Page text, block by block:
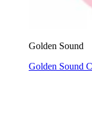
Golden Sound
Golden Sound